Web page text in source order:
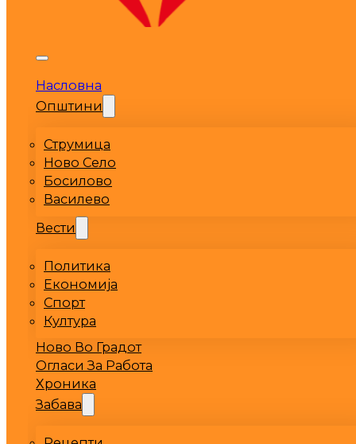
Насловна
Општини
Струмица
Ново Село
Босилово
Василево
Вести
Политика
Економија
Спорт
Култура
Ново Во Градот
Огласи За Работа
Хроника
Забава